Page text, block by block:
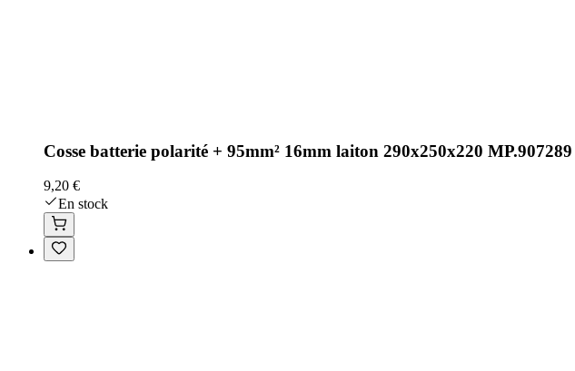
Cosse batterie polarité + 95mm² 16mm laiton 290x250x220 MP.907289
9,20 €
En stock